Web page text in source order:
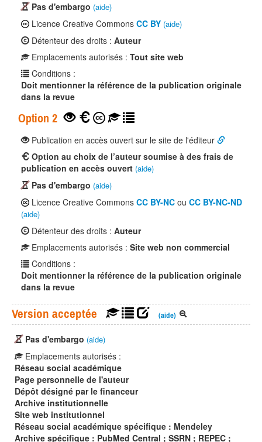
Pas d'embargo (aide)
Licence Creative Commons CC BY (aide)
Détenteur des droits : Auteur
Emplacements autorisés : Tout site web
Conditions :
Doit mentionner la référence de la publication originale
dans la revue
Option 2
Publication en accès ouvert sur le site de l'éditeur
Option au choix de l’auteur soumise à des frais de
publication en accès ouvert (aide)
Pas d'embargo (aide)
Licence Creative Commons CC BY-NC ou CC BY-NC-ND
(aide)
Détenteur des droits : Auteur
Emplacements autorisés : Site web non commercial
Conditions :
Doit mentionner la référence de la publication originale
dans la revue
Version acceptée (aide)
Pas d'embargo (aide)
Emplacements autorisés :
Réseau social académique
Page personnelle de l'auteur
Dépôt désigné par le financeur
Archive institutionnelle
Site web institutionnel
Réseau social académique spécifique : Mendeley
Archive spécifique : PubMed Central ; SSRN ; REPEC ;